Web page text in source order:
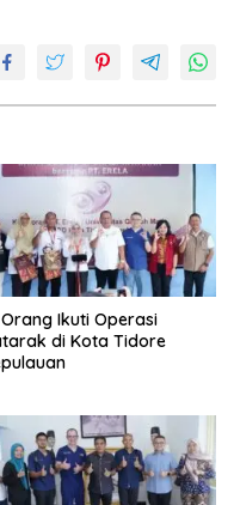
Orang Ikuti Operasi
di Kota Tidore